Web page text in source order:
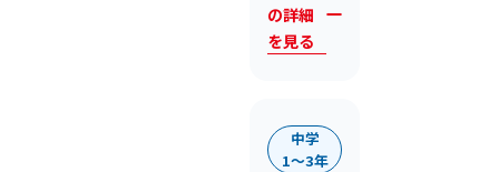
の詳細
を見る
中学
1〜3年